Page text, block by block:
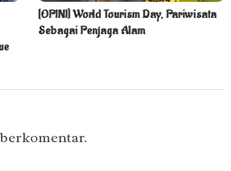
[OPINI] World Tourism Day, Pariwisata
Sebagai Penjaga Alam